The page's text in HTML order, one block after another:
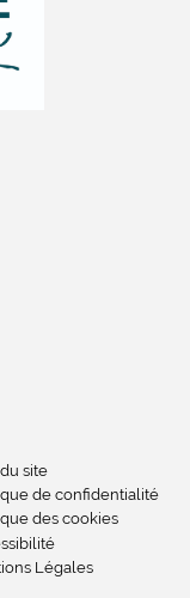
site
de confidentialité
des cookies
Légales